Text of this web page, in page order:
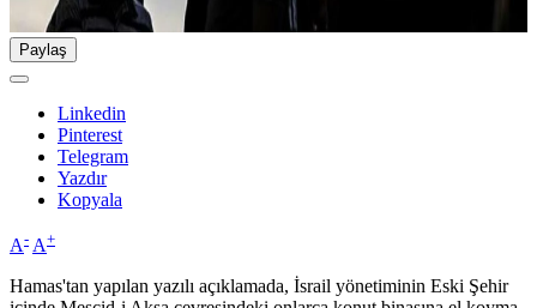
Paylaş
Linkedin
Pinterest
Telegram
Yazdır
Kopyala
A- A+
Hamas'tan yapılan yazılı açıklamada, İsrail yönetiminin Eski Şehir